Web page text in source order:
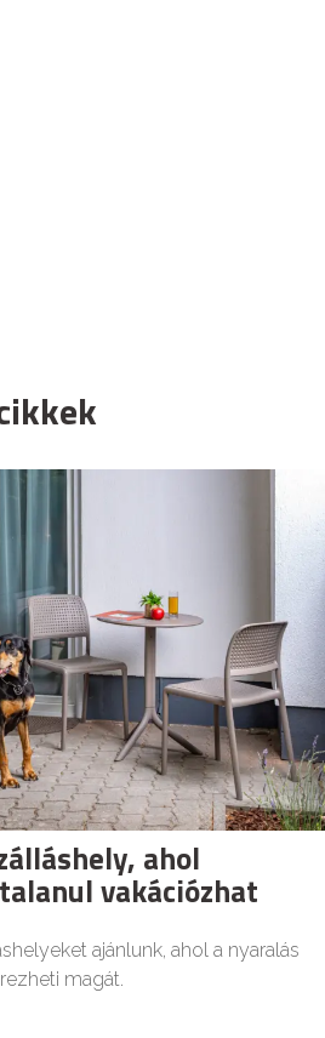
ahol
vakációzhat
ajánlunk, ahol a nyaralás
magát.